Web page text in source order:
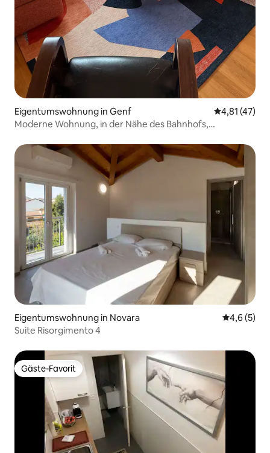
Eigentumswohnung in Genf
4,81 (47)
Moderne Wohnung, in der Nähe des Bahnhofs,
Eigentumswohnung in Novara
4,6 (5)
Suite Risorgimento 4
Gäste-Favorit
Gäste-Favorit